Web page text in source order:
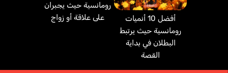
Flores Óscar
إسباني
Chiesse Nestor
برتغالي
أفضل 10 أنميات
رومانسية حيث يرتبط
البطلان في بداية
القصة
رومانسية حيث يجبران
على علاقة أو زواج